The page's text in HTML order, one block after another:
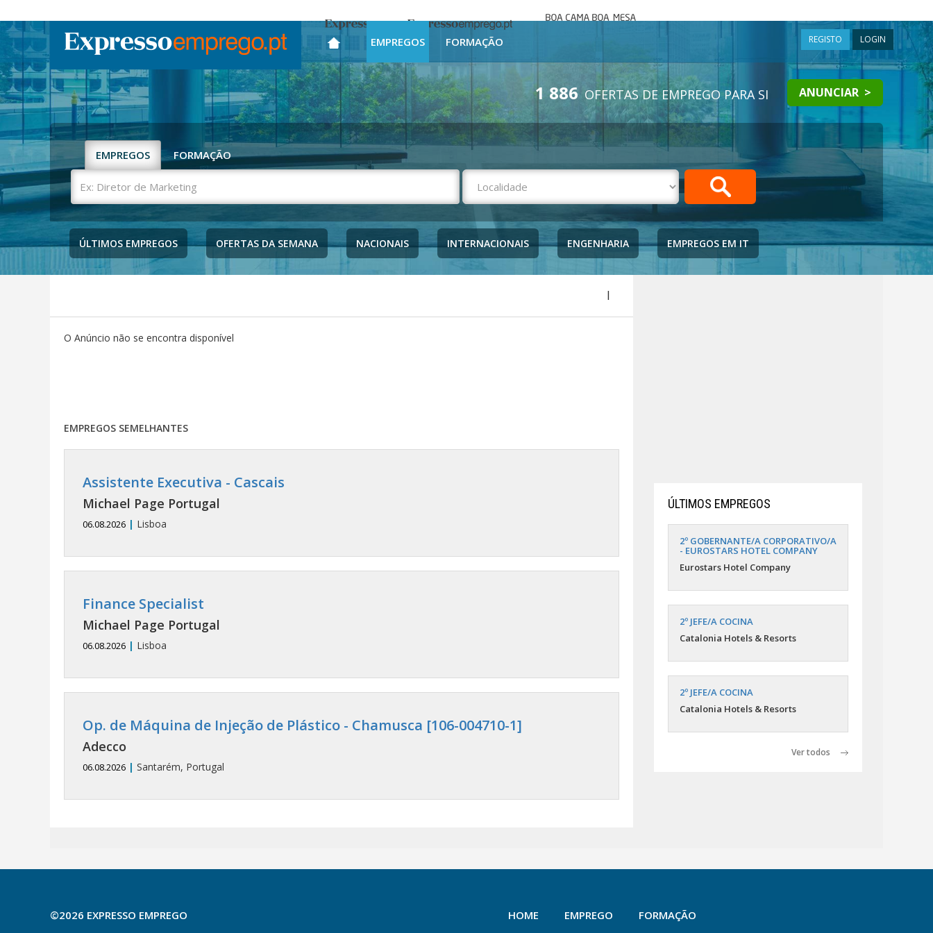
Expresso Expresso Emprego
mesa
EMPREGOS FORMAÇÃO REGISTO LOGIN
1 886 OFERTAS DE EMPREGO PARA SI ANUNCIAR >
EMPREGOS FORMAÇÃO
Ex:
Diretor
de
ÚLTIMOS EMPREGOS
OFERTAS DA SEMANA NACIONAIS INTERNACIONAIS ENGENHARIA EMPREGOS EM IT
|
O Anúncio não se encontra disponível
EMPREGOS SEMELHANTES
Assistente Executiva - Cascais
Michael Page Portugal
06.08.2026 | Lisboa
Finance Specialist
Michael Page Portugal
06.08.2026 | Lisboa
Op. de Máquina de Injeção de Plástico - Chamusca [106-004710-1]
Adecco
06.08.2026 | Santarém, Portugal
ÚLTIMOS EMPREGOS
2º GOBERNANTE/A CORPORATIVO/A
- EUROSTARS HOTEL COMPANY
Eurostars Hotel Company
2º JEFE/A COCINA
Catalonia Hotels & Resorts
2º JEFE/A COCINA
Catalonia Hotels & Resorts
Ver todos
©2026 EXPRESSO EMPREGO HOME EMPREGO FORMAÇÃO